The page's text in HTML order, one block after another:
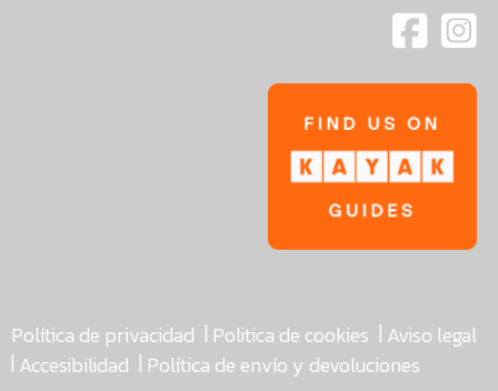
Política de privacidad | Politica de cookies | Aviso legal
| Accesibilidad | Política de envío y devoluciones